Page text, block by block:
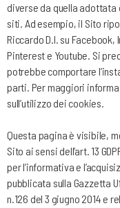
diverse da quella adottata
siti. Ad esempio, il Sito
Riccardo D.I. su Facebook,
Pinterest e Youtube. Si
potrebbe comportare
parti. Per maggiori
sull’utilizzo dei cookies.
Questa pagina è visibile,
Sito ai sensi dell’art. 13
per l’informativa e
pubblicata sulla Gazzetta
n.126 del 3 giugno 2014 e